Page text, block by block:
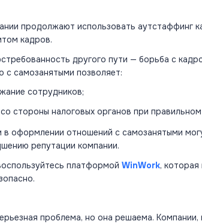
продолжают использовать аутстаффинг
кадров.
другого пути — борьба с
с самозанятыми позволяет:
сотрудников;
стороны налоговых органов при
оформлении отношений с самозанятыми
репутации компании.
платформойWinWork,
проблема, но она решаема.